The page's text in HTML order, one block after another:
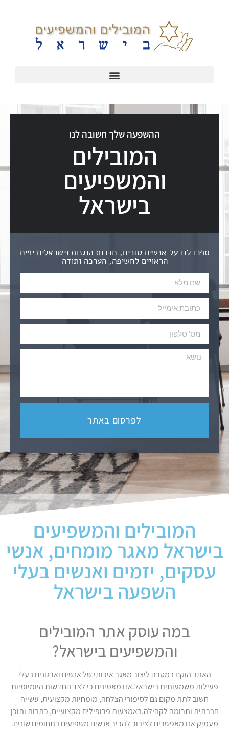
ההשפעה שלך חשובה לנו
המובילים
והמשפיעים
בישראל
ספרו לנו על אנשים טובים, חברות הוגנות וישראלים יפים
הראויים לחשיפה, הערכה ותודה
לפרסום באתר
המובילים והמשפיעים
בישראל מאגר מומחים, אנשי
עסקים, יזמים ואנשים בעלי
השפעה בישראל
במה עוסק אתר המובילים
והמשפיעים בישראל?
האתר הוקם במטרה ליצור מאגר איכותי של אנשים וארגונים בעלי
פעילות משמעותית בישראל.אנו מאמינים כי לצד החדשות היומיומיות
חשוב לתת מקום גם לסיפורי הצלחה, מומחיות מקצועית, עשייה
חברתית ותרומה לקהילה.באמצעות פרופילים מקצועיים, כתבות ותוכן
מעמיק אנו מאפשרים לציבור להכיר אנשים משפיעים בתחומים שונים.